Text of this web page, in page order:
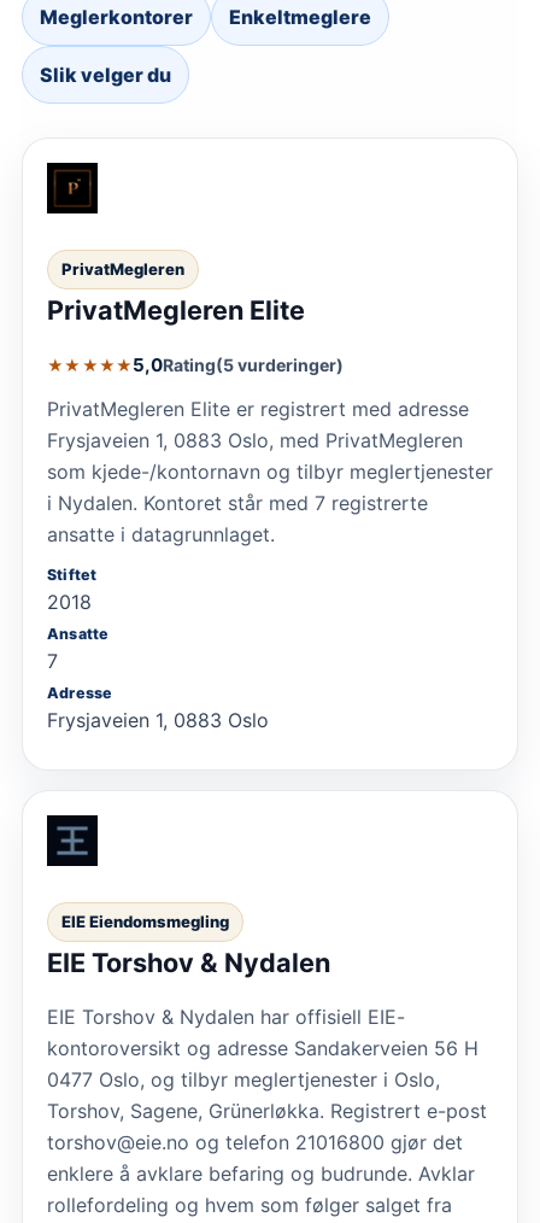
Meglerkontorer Enkeltmeglere
Slik velger du
PrivatMegleren
PrivatMegleren Elite
★★★★★5,0Rating(5 vurderinger)
PrivatMegleren Elite er registrert med adresse
Frysjaveien 1, 0883 Oslo, med PrivatMegleren
som kjede-/kontornavn og tilbyr meglertjenester
i Nydalen. Kontoret står med 7 registrerte
ansatte i datagrunnlaget.
Stiftet
2018
Ansatte
7
Adresse
Frysjaveien 1, 0883 Oslo
EIE Eiendomsmegling
EIE Torshov & Nydalen
EIE Torshov & Nydalen har offisiell EIE-
kontoroversikt og adresse Sandakerveien 56 H
0477 Oslo, og tilbyr meglertjenester i Oslo,
Torshov, Sagene, Grünerløkka. Registrert e-post
torshov@eie.no og telefon 21016800 gjør det
enklere å avklare befaring og budrunde. Avklar
rollefordeling og hvem som følger salget fra